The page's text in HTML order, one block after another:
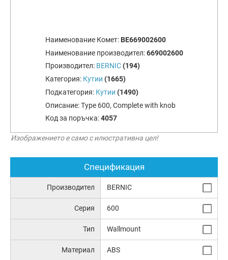
Наименование Комет: BE669002600
Наименование производител:669002600
Производител: BERNIC (194)
Категория: Кутии (1665)
Подкатегория: Кутии (1490)
Описание:Type 600, Complete with knob
Код за поръчка:4057
Изображението е само с илюстративна цел!
Спецификация
Производител BERNIC
Серия 600
Тип Wallmount
Материал ABS